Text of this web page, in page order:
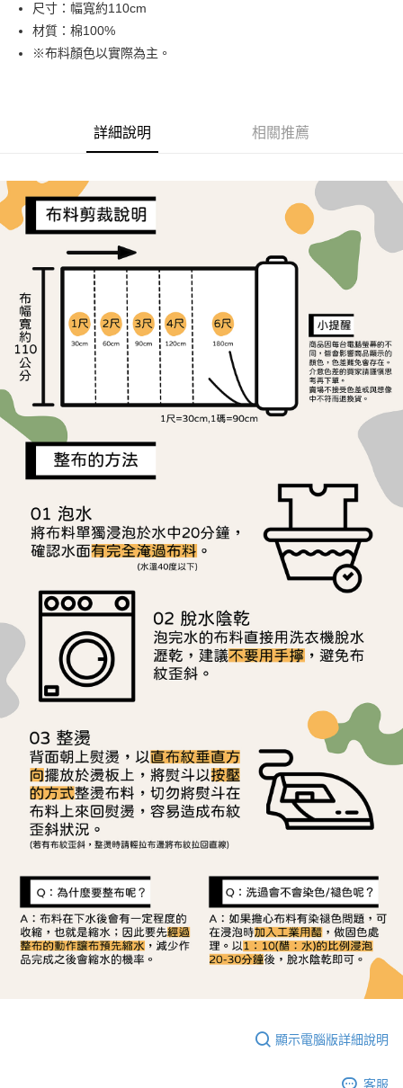
Google Pay
AFTEE先享後付
１．簡單：不需註冊會員、不需綁卡、不需儲值。
３．安心：先確認商品／服務後，再付款。
【「AFTEE先享後付」結帳流程】
１．於結帳方式選擇「AFTEE先享後付」後，將跳轉至「AFTEE先享後付」
結帳頁面，進行簡訊認證並確認金額後，即可完成結帳。
２．訂單成立數日內，您將收到繳費通知簡訊。
３．收到繳費通知簡訊後14天內，點擊此簡訊中的連結，可透過四大超商／
ATM／網路銀行／等多元方式進行付款，方視為交易完成。
※ 請注意：結帳手續完成當下不需立刻繳費，但若您需要取消訂單，請聯絡
購買商品的店家。未經商家同意取消之訂單仍視為有效，需透過AFTEE先享
後付繳納相關費用。
※ 交易是否成功請以「AFTEE先享後付 」之結帳頁面顯示為準，若有關於
是否繳費成功／繳費後需取消欲退款等相關疑問，請聯繫「AFTEE先享後付
客戶支援中心」 https://netprotections.freshdesk.com/support/home
【注意事項】
１．透過由恩沛科技股份有限公司提供之「AFTEE先享後付」服務完成之交
易，需依本服務之必要範圍內提供個人資料，並將交易相關給付款項請求債
權轉讓予恩沛科技股份有限公司。
https://aftee.tw/terms/#terms3
３．未成年的使用者請事先徵得法定代理人或監護人之同意方可使用
「AFTEE先享後付」，若未經同意申辦者引起之損失，本公司不負相關責
任。
４．使用「AFTEE先享後付」時，將依據個別帳號之用戶狀況，依本公司即
時審查核予不同之上限額度；若仍有額度不足之情形，本公司將視審查結果
請求用戶進行身份認證。
５．嚴禁一人註冊多個帳號或使用他人資訊註冊。若發現惡意使用之情形，
恩沛科技股份有限公司將有權停止該用戶之使用額度並採取法律行動。
全家取貨付款
每筆NT$65，滿NT$1,500(含以上)免運費
每筆NT$65，滿NT$1,500(含以上)免運費
宅配
每筆NT$150，滿NT$1,500(含以上)免運費
離島宅配
每筆NT$240
尺寸：幅寬約110cm
材質：棉100%
※布料顏色以實際為主。
詳細說明 相關推薦
顯示電腦版詳細說明
客服